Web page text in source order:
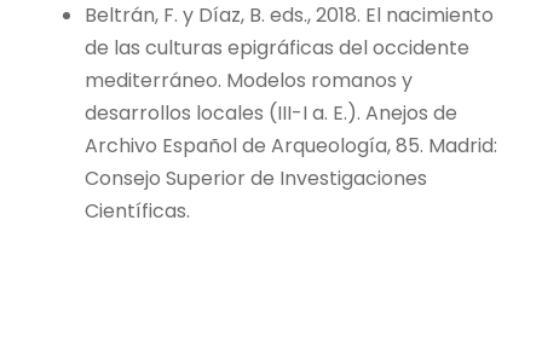
Beltrán, F. y Díaz, B. eds., 2018. El nacimiento
de las culturas epigráficas del occidente
mediterráneo. Modelos romanos y
desarrollos locales (III-I a. E.). Anejos de
Archivo Español de Arqueología, 85. Madrid:
Consejo Superior de Investigaciones
Científicas.